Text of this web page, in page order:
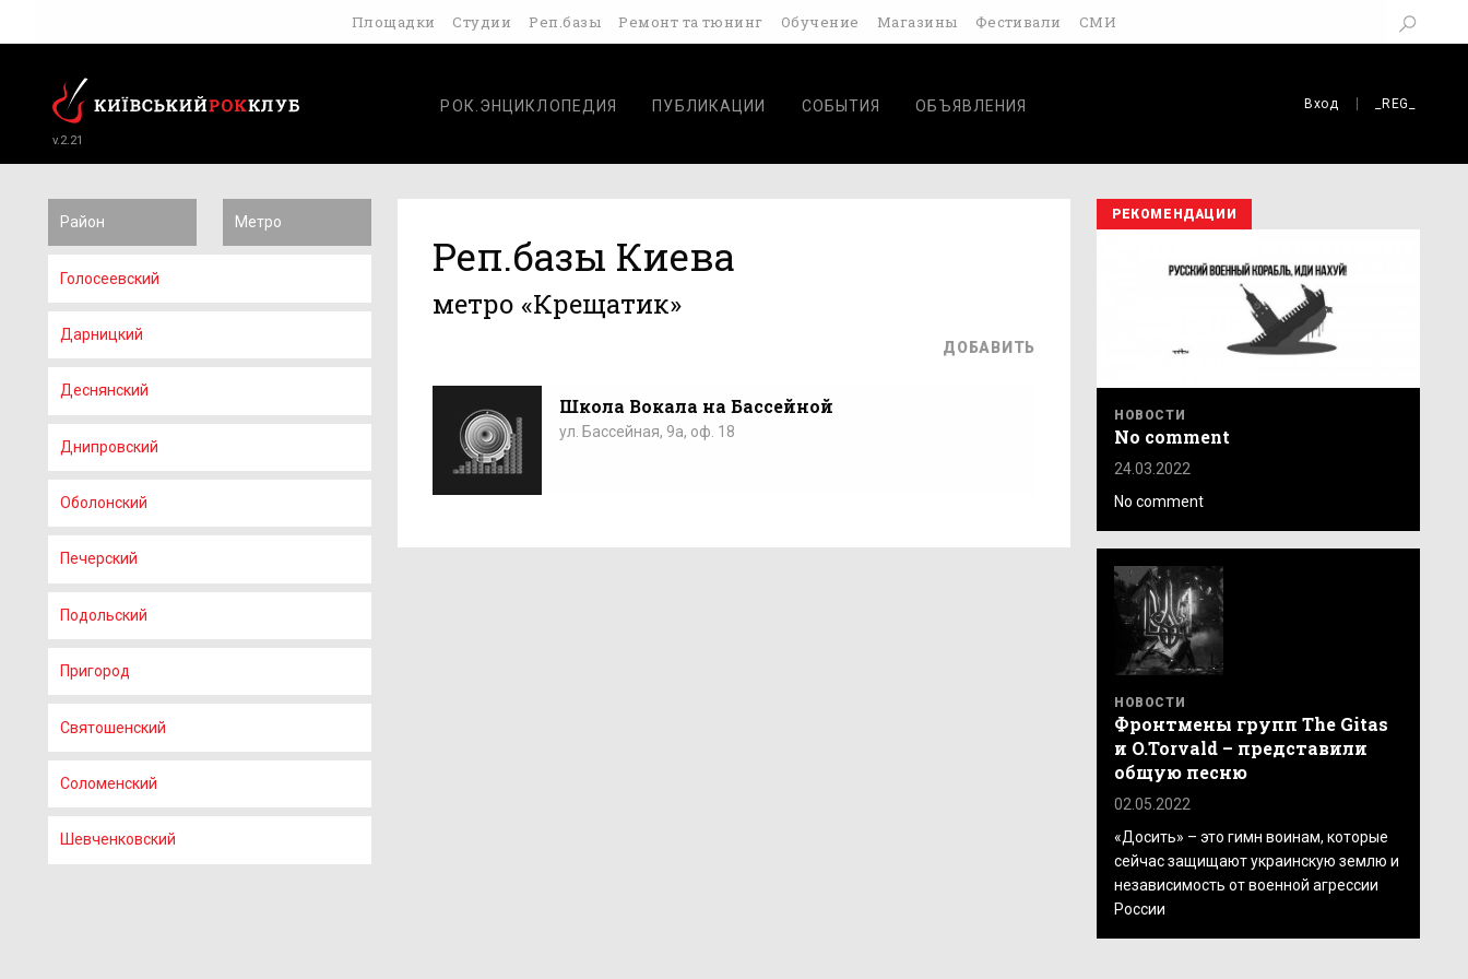
Площадки Студии Реп.базы Ремонт та тюнинг Обучение Магазины Фестивали СМИ
v.2.21
РОК.ЭНЦИКЛОПЕДИЯ ПУБЛИКАЦИИ СОБЫТИЯ ОБЪЯВЛЕНИЯ Вход _REG_
Район Метро
Голосеевский
Дарницкий
Деснянский
Днипровский
Оболонский
Печерский
Подольский
Пригород
Святошенский
Соломенский
Шевченковский
Реп.базы Киева
метро «Крещатик»
ДОБАВИТЬ
Школа Вокала на Бассейной
ул. Бассейная, 9а, оф. 18
РЕКОМЕНДАЦИИ
НОВОСТИ
No comment
24.03.2022
No comment
НОВОСТИ
Фронтмены групп The Gitas
и O.Torvald – представили
общую песню
02.05.2022
«Досить» – это гимн воинам, которые
сейчас защищают украинскую землю и
независимость от военной агрессии
России